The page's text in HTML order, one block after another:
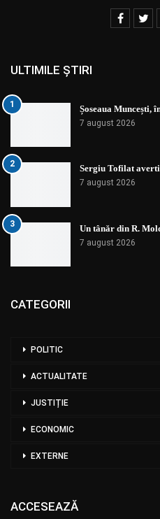
ULTIMILE ȘTIRI
1 Șoseaua
7 august 2026
2 Sergiu Tofilat
7 august 2026
3 Un tânăr din R.
7 august 2026
CATEGORII
POLITIC
ACTUALITATE
JUSTIȚIE
ECONOMIC
EXTERNE
ACCESEAZĂ